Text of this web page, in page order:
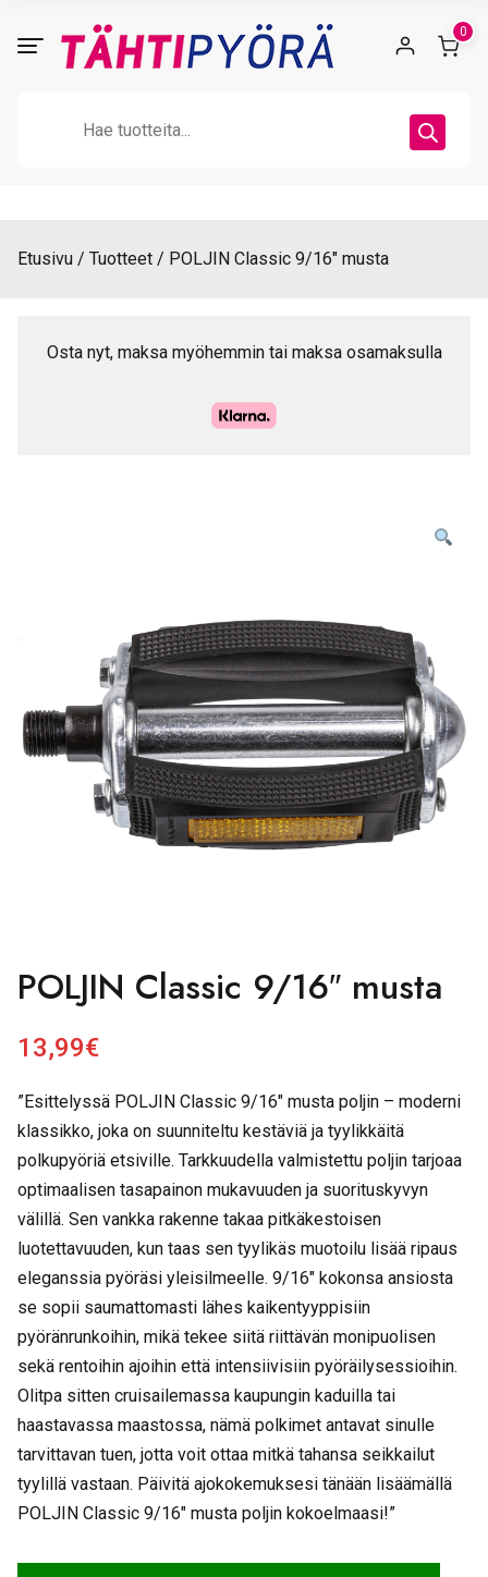
0
Etusivu Tuotteet POLJIN Classic 9/16″ musta
Osta nyt, maksa myöhemmin tai maksa osamaksulla
POLJIN Classic 9/16″ musta
13,99€
”Esittelyssä POLJIN Classic 9/16″ musta poljin – moderni
klassikko, joka on suunniteltu kestäviä ja tyylikkäitä
polkupyöriä etsiville. Tarkkuudella valmistettu poljin tarjoaa
optimaalisen tasapainon mukavuuden ja suorituskyvyn
välillä. Sen vankka rakenne takaa pitkäkestoisen
luotettavuuden, kun taas sen tyylikäs muotoilu lisää ripaus
eleganssia pyöräsi yleisilmeelle. 9/16″ kokonsa ansiosta
se sopii saumattomasti lähes kaikentyyppisiin
pyöränrunkoihin, mikä tekee siitä riittävän monipuolisen
sekä rentoihin ajoihin että intensiivisiin pyöräilysessioihin.
Olitpa sitten cruisailemassa kaupungin kaduilla tai
haastavassa maastossa, nämä polkimet antavat sinulle
tarvittavan tuen, jotta voit ottaa mitkä tahansa seikkailut
tyylillä vastaan. Päivitä ajokokemuksesi tänään lisäämällä
POLJIN Classic 9/16″ musta poljin kokoelmaasi!”